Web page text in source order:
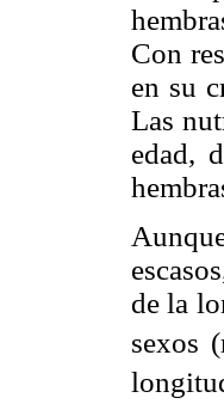
Con
en su
Las
edad,
de la
sexos